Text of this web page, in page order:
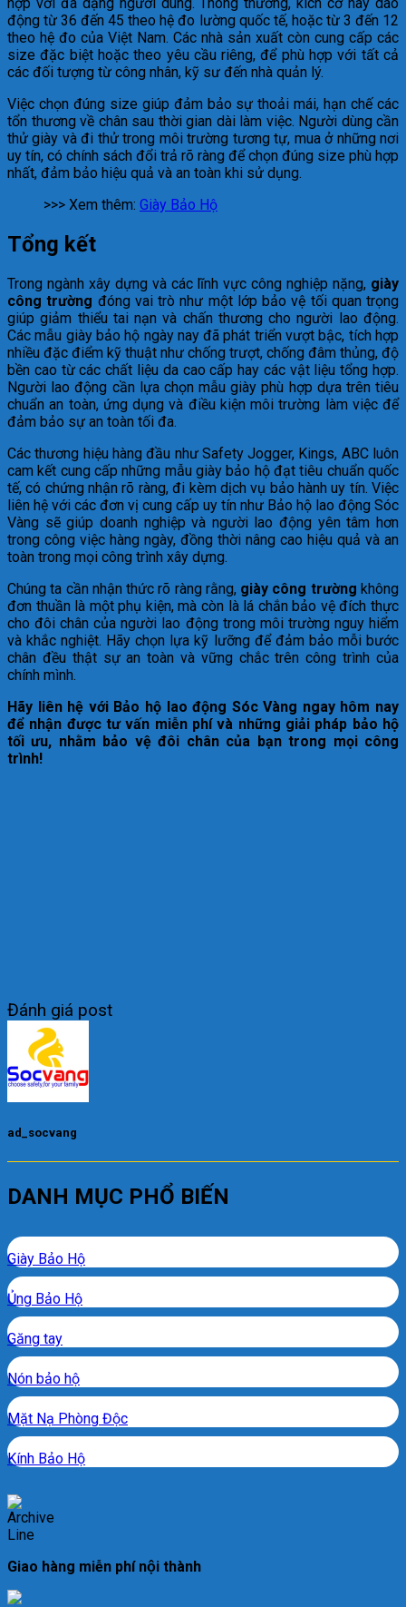
hợp với đa dạng người dùng. Thông thường, kích cỡ này dao
động từ 36 đến 45 theo hệ đo lường quốc tế, hoặc từ 3 đến 12
theo hệ đo của Việt Nam. Các nhà sản xuất còn cung cấp các
size đặc biệt hoặc theo yêu cầu riêng, để phù hợp với tất cả
các đối tượng từ công nhân, kỹ sư đến nhà quản lý.
Việc chọn đúng size giúp đảm bảo sự thoải mái, hạn chế các
tổn thương về chân sau thời gian dài làm việc. Người dùng cần
thử giày và đi thử trong môi trường tương tự, mua ở những nơi
uy tín, có chính sách đổi trả rõ ràng để chọn đúng size phù hợp
nhất, đảm bảo hiệu quả và an toàn khi sử dụng.
>>> Xem thêm: Giày Bảo Hộ
Tổng kết
Trong ngành xây dựng và các lĩnh vực công nghiệp nặng, giày
công trường đóng vai trò như một lớp bảo vệ tối quan trọng
giúp giảm thiểu tai nạn và chấn thương cho người lao động.
Các mẫu giày bảo hộ ngày nay đã phát triển vượt bậc, tích hợp
nhiều đặc điểm kỹ thuật như chống trượt, chống đâm thủng, độ
bền cao từ các chất liệu da cao cấp hay các vật liệu tổng hợp.
Người lao động cần lựa chọn mẫu giày phù hợp dựa trên tiêu
chuẩn an toàn, ứng dụng và điều kiện môi trường làm việc để
đảm bảo sự an toàn tối đa.
Các thương hiệu hàng đầu như Safety Jogger, Kings, ABC luôn
cam kết cung cấp những mẫu giày bảo hộ đạt tiêu chuẩn quốc
tế, có chứng nhận rõ ràng, đi kèm dịch vụ bảo hành uy tín. Việc
liên hệ với các đơn vị cung cấp uy tín như Bảo hộ lao động Sóc
Vàng sẽ giúp doanh nghiệp và người lao động yên tâm hơn
trong công việc hàng ngày, đồng thời nâng cao hiệu quả và an
toàn trong mọi công trình xây dựng.
Chúng ta cần nhận thức rõ ràng rằng, giày công trường không
đơn thuần là một phụ kiện, mà còn là lá chắn bảo vệ đích thực
cho đôi chân của người lao động trong môi trường nguy hiểm
và khắc nghiệt. Hãy chọn lựa kỹ lưỡng để đảm bảo mỗi bước
chân đều thật sự an toàn và vững chắc trên công trình của
chính mình.
Hãy liên hệ với Bảo hộ lao động Sóc Vàng ngay hôm nay
để nhận được tư vấn miễn phí và những giải pháp bảo hộ
tối ưu, nhằm bảo vệ đôi chân của bạn trong mọi công
trình!
Đánh giá post
ad_socvang
DANH MỤC PHỔ BIẾN
Giày Bảo Hộ
Ủng Bảo Hộ
Găng tay
Nón bảo hộ
Mặt Nạ Phòng Độc
Kính Bảo Hộ
Giao hàng miễn phí nội thành